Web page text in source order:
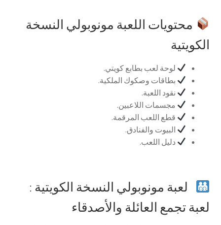
محتويات اللعبة مونوبولي النسخة
الكويتية
لوحة لعب بطابع كويتي.
بطاقات وصكوك الملكية.
نقود اللعبة.
مجسمات اللاعبين.
قطع اللعب المرقمة.
البيوت والفنادق.
دليل اللعب.
لعبة مونوبولي النسخة الكويتية :
لعبة تجمع العائلة والأصدقاء